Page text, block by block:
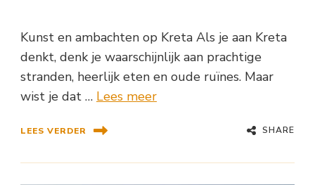
Kunst en ambachten op Kreta Als je aan Kreta
denkt, denk je waarschijnlijk aan prachtige
stranden, heerlijk eten en oude ruïnes. Maar
wist je dat … Lees meer
LEES VERDER SHARE